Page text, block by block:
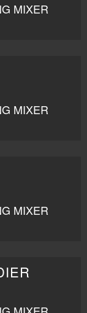
MIXER
MIXER
MIXER